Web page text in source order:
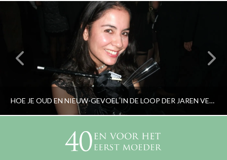
HOE JE OUD EN NIEUW-GEVOEL IN DE LOOP DER JAREN VERANDERT
RORYBLOKZIJL